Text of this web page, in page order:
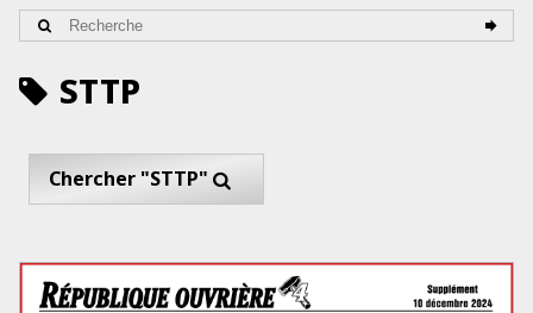
STTP
Chercher "STTP"